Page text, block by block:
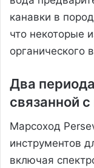
канавки в
что некоторые
органического
Два
связанной
Марсоход
инструментов
включая